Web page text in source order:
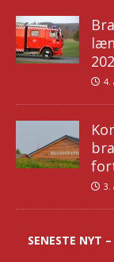
4.
3.
SENESTE NYT